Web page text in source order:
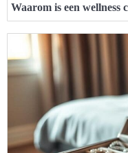
Waarom is een wellness